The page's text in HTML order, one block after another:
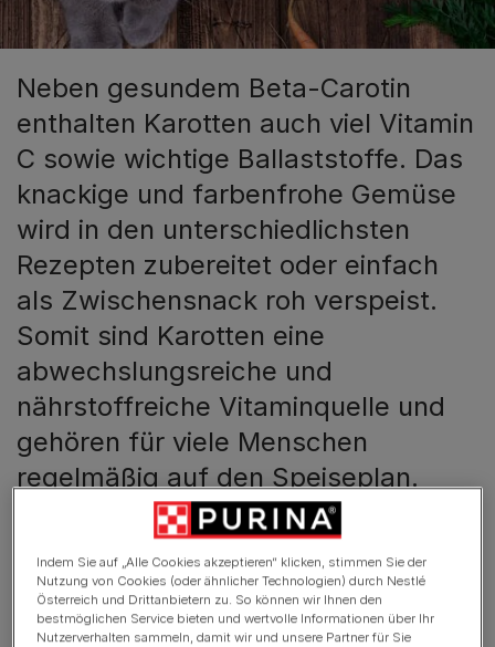
Neben gesundem Beta-Carotin
enthalten Karotten auch viel Vitamin
C sowie wichtige Ballaststoffe. Das
knackige und farbenfrohe Gemüse
wird in den unterschiedlichsten
Rezepten zubereitet oder einfach
als Zwischensnack roh verspeist.
Somit sind Karotten eine
abwechslungsreiche und
nährstoffreiche Vitaminquelle und
gehören für viele Menschen
regelmäßig auf den Speiseplan.
Doch wie sieht es mit Haustieren
aus? Dürfen Katzen Karotten essen?
Informiere dich bei PURINA und erfahre, welches
Gemüse sonst noch gesund für deine Katze ist.
Indem Sie auf „Alle Cookies akzeptieren“ klicken, stimmen Sie der
Nutzung von Cookies (oder ähnlicher Technologien) durch Nestlé
Österreich und Drittanbietern zu. So können wir Ihnen den
bestmöglichen Service bieten und wertvolle Informationen über Ihr
Nutzerverhalten sammeln, damit wir und unsere Partner für Sie